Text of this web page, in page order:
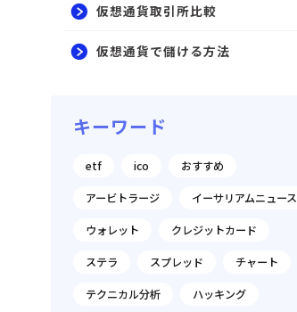
仮想通貨取引所比較
仮想通貨で儲ける方法
キーワード
etf ico
おすすめ
アービトラージ
イーサリアムニュース
ウォレット
クレジットカード
ステラ
スプレッド
チャート
テクニカル分析
ハッキング